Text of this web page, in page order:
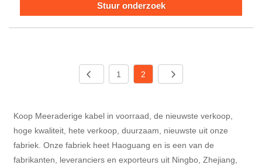
Stuur onderzoek
1 2
Koop Meeraderige kabel in voorraad, de nieuwste verkoop,
hoge kwaliteit, hete verkoop, duurzaam, nieuwste uit onze
fabriek. Onze fabriek heet Haoguang en is een van de
fabrikanten, leveranciers en exporteurs uit Ningbo, Zhejiang,